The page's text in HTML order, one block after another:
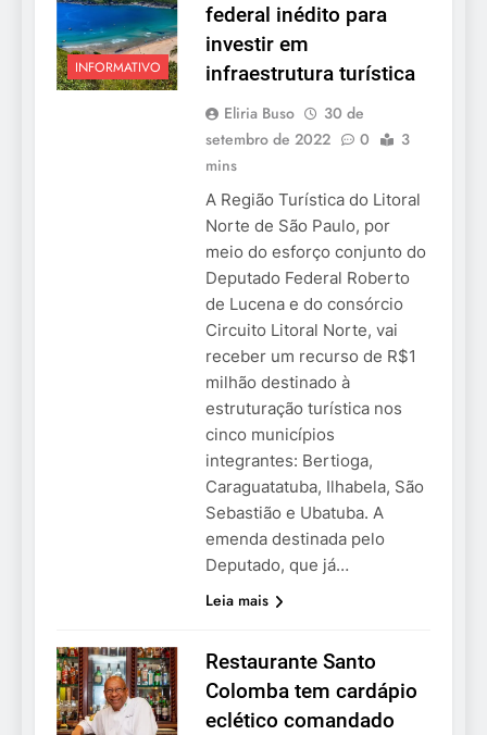
INFORMATIVO
federal inédito para
investir em
infraestrutura turística
Eliria Buso
30 de
setembro de 2022
0
3
mins
A Região Turística do Litoral
Norte de São Paulo, por
meio do esforço conjunto do
Deputado Federal Roberto
de Lucena e do consórcio
Circuito Litoral Norte, vai
receber um recurso de R$1
milhão destinado à
estruturação turística nos
cinco municípios
integrantes: Bertioga,
Caraguatatuba, Ilhabela, São
Sebastião e Ubatuba. A
emenda destinada pelo
Deputado, que já…
Leia mais
Restaurante Santo
Colomba tem cardápio
eclético comandado